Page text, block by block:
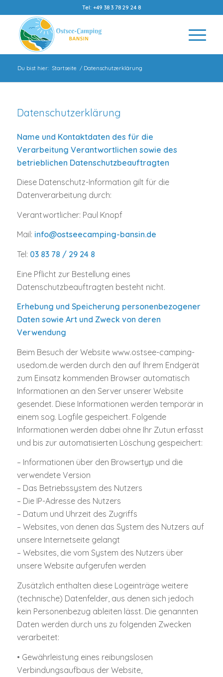
Tel: +49 38 3 78 29 24 8
Du bist hier: Startseite / Datenschutzerklärung
Datenschutzerklärung
Name und Kontaktdaten des für die
Verarbeitung Verantwortlichen sowie des
betrieblichen Datenschutzbeauftragten
Diese Datenschutz-Information gilt für die
Datenverarbeitung durch:
Verantwortlicher: Paul Knopf
Mail: info@ostseecamping-bansin.de
Tel: 03 83 78 / 29 24 8
Eine Pflicht zur Bestellung eines
Datenschutzbeauftragten besteht nicht.
Erhebung und Speicherung personenbezogener
Daten sowie Art und Zweck von deren
Verwendung
Beim Besuch der Website www.ostsee-camping-
usedom.de werden durch den auf Ihrem Endgerät
zum Einsatz kommenden Browser automatisch
Informationen an den Server unserer Website
gesendet. Diese Informationen werden temporär in
einem sog. Logfile gespeichert. Folgende
Informationen werden dabei ohne Ihr Zutun erfasst
und bis zur automatisierten Löschung gespeichert:
– Informationen über den Browsertyp und die
verwendete Version
– Das Betriebssystem des Nutzers
– Die IP-Adresse des Nutzers
– Datum und Uhrzeit des Zugriffs
– Websites, von denen das System des Nutzers auf
unsere Internetseite gelangt
– Websites, die vom System des Nutzers über
unsere Website aufgerufen werden
Zusätzlich enthalten diese Logeinträge weitere
(technische) Datenfelder, aus denen sich jedoch
kein Personenbezug ableiten lässt. Die genannten
Daten werden durch uns zu folgenden Zwecken
verarbeitet:
• Gewährleistung eines reibungslosen
Verbindungsaufbaus der Website,